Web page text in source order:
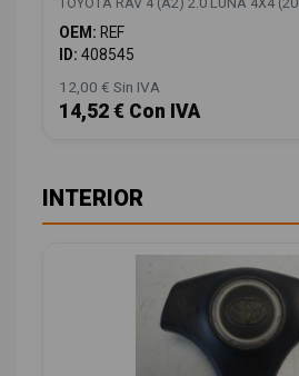
OEM: REF
ID: 408545
12,00 € Sin IVA
14,52 € Con IVA
INTERIOR